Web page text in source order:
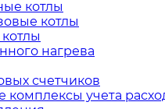
котлы
котлы
нагрева
счетчиков
учета